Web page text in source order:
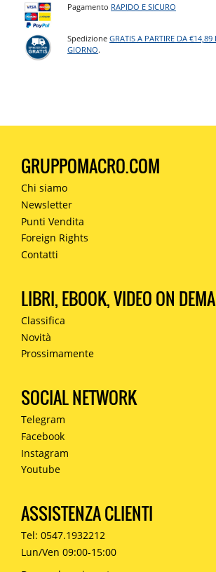
Pagamento RAPIDO E SICURO
SpedizioneGRATIS A PARTIRE DA €14,89
GIORNO.
GRUPPOMACRO.COM
Chi siamo
Newsletter
Punti Vendita
Foreign Rights
Contatti
LIBRI, EBOOK, VIDEO ON
Classifica
Novità
Prossimamente
SOCIAL NETWORK
Telegram
Facebook
Instagram
Youtube
ASSISTENZA CLIENTI
Tel: 0547.1932212
Lun/Ven 09:00-15:00